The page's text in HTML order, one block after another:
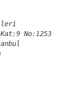
No:1253